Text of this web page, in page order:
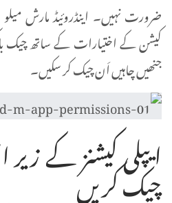
ضرورت نہیں۔ اینڈروئیڈ مارش
کیشن کے اختیارات کے ساتھ چیک
جنھیں چاہیں اَن چیک کر سکیں۔
ایپلی کیشنز کے
چیک کریں